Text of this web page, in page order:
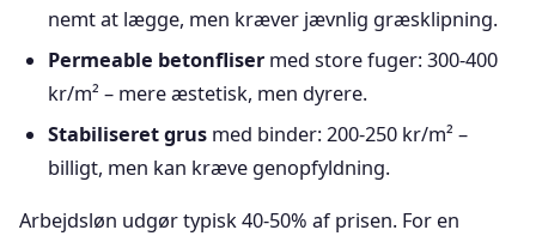
nemt at lægge, men kræver jævnlig græsklipning.
Permeable betonfliser med store fuger: 300-400
kr/m² – mere æstetisk, men dyrere.
Stabiliseret grus med binder: 200-250 kr/m² –
billigt, men kan kræve genopfyldning.
Arbejdsløn udgør typisk 40-50% af prisen. For en